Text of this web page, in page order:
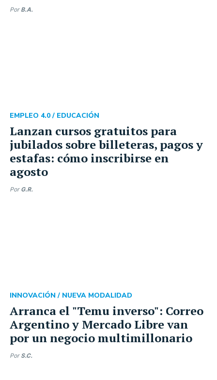
Por B.A.
Lanzan cursos gratuitos para
jubilados sobre billeteras, pagos y
estafas: cómo inscribirse en
agosto
EMPLEO 4.0 / EDUCACIÓN
Por G.R.
Arranca el "Temu inverso": Correo
Argentino y Mercado Libre van
por un negocio multimillonario
INNOVACIÓN / NUEVA MODALIDAD
Por S.C.